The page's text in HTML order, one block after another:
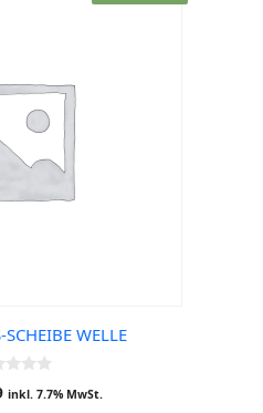
WELLE
inkl. 7.7% MwSt.